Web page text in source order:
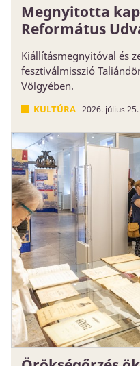
Megnyitotta
Református
Kiállításmegnyitóval és
fesztiválmisszió
Völgyében.
KULTÚRA 2026. július 25.